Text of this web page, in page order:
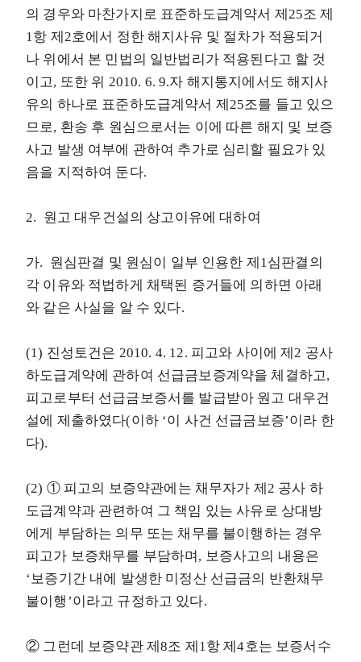
의 경우와 마찬가지로 표준하도급계약서 제25조 제
1항 제2호에서 정한 해지사유 및 절차가 적용되거
나 위에서 본 민법의 일반법리가 적용된다고 할 것
이고, 또한 위 2010. 6. 9.자 해지통지에서도 해지사
유의 하나로 표준하도급계약서 제25조를 들고 있으
므로, 환송 후 원심으로서는 이에 따른 해지 및 보증
사고 발생 여부에 관하여 추가로 심리할 필요가 있
음을 지적하여 둔다.
2. 원고 대우건설의 상고이유에 대하여
가. 원심판결 및 원심이 일부 인용한 제1심판결의
각 이유와 적법하게 채택된 증거들에 의하면 아래
와 같은 사실을 알 수 있다.
(1) 진성토건은 2010. 4. 12. 피고와 사이에 제2 공사
하도급계약에 관하여 선급금보증계약을 체결하고,
피고로부터 선급금보증서를 발급받아 원고 대우건
설에 제출하였다(이하 ‘이 사건 선급금보증’이라 한
다).
(2) ① 피고의 보증약관에는 채무자가 제2 공사 하
도급계약과 관련하여 그 책임 있는 사유로 상대방
에게 부담하는 의무 또는 채무를 불이행하는 경우
피고가 보증채무를 부담하며, 보증사고의 내용은
‘보증기간 내에 발생한 미정산 선급금의 반환채무
불이행’이라고 규정하고 있다.
② 그런데 보증약관 제8조 제1항 제4호는 보증서수